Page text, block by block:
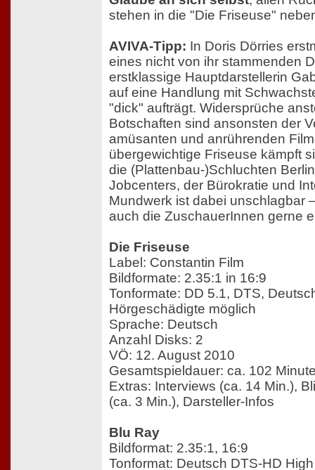
stehen in die "Die Friseuse"
AVIVA-Tipp: In Doris Dörries
eines nicht von ihr stammenden
erstklassige Hauptdarstellerin
auf eine Handlung mit
"dick" aufträgt. Widersprüche
Botschaften sind ansonsten der
amüsanten und anrührenden
übergewichtige Friseuse kämpft
die (Plattenbau-)Schluchten
Jobcenters, der Bürokratie und
Mundwerk ist dabei unschlagbar
auch die ZuschauerInnen gerne
Die Friseuse
Label: Constantin Film
Bildformate: 2.35:1 in 16:9
Tonformate: DD 5.1, DTS,
Hörgeschädigte möglich
Sprache: Deutsch
Anzahl Disks: 2
VÖ: 12. August 2010
Gesamtspieldauer: ca. 102
Extras: Interviews (ca. 14 Min.),
(ca. 3 Min.), Darsteller-Infos
Blu Ray
Bildformat: 2.35:1, 16:9
Tonformat: Deutsch DTS-HD